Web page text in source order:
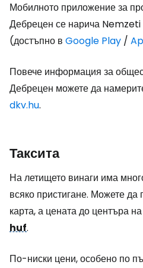
Мобилното приложение за
Дебрецен се нарича
(достъпно в Google Play /
Повече информация за
Дебрецен можете да
dkv.hu.
Таксита
На летището винаги има
всяко пристигане. Можете да
карта, а цената до центъра
huf.
По-ниски цени, особено по